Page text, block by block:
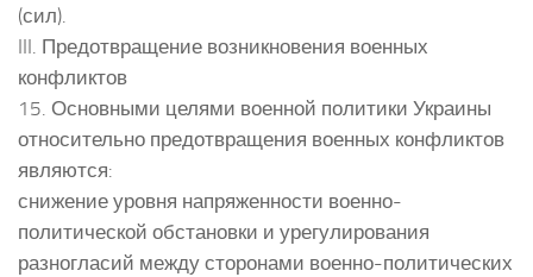
(сил).
III. Предотвращение возникновения военных
конфликтов
15. Основными целями военной политики Украины
относительно предотвращения военных конфликтов
являются:
снижение уровня напряженности военно-
политической обстановки и урегулирования
разногласий между сторонами военно-политических